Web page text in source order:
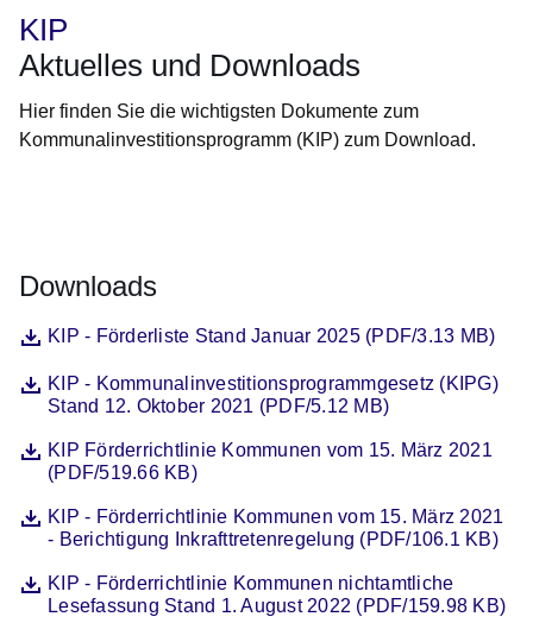
KIP
Aktuelles und Downloads
Hier finden Sie die wichtigsten Dokumente zum
Kommunalinvestitionsprogramm (KIP) zum Download.
Downloads
DateiKIP - Förderliste Stand Januar 2025 (PDF/3.13 MB)
Öffnet sich in einem neuen Fenster
DateiKIP - Kommunalinvestitionsprogrammgesetz (KIPG)
Stand 12. Oktober 2021 (PDF/5.12 MB)
Öffnet sich in einem neuen Fenster
DateiKIP Förderrichtlinie Kommunen vom 15. März 2021
(PDF/519.66 KB)
Öffnet sich in einem neuen Fenster
DateiKIP - Förderrichtlinie Kommunen vom 15. März 2021
- Berichtigung Inkrafttretenregelung (PDF/106.1 KB)
Öffnet sich in einem neuen Fenster
DateiKIP - Förderrichtlinie Kommunen nichtamtliche
Lesefassung Stand 1. August 2022 (PDF/159.98 KB)
Öffnet sich in einem neuen Fenster